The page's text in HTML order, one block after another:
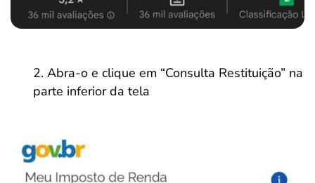
Abra-o e clique em “Consulta Restituição” na
parte inferior da tela